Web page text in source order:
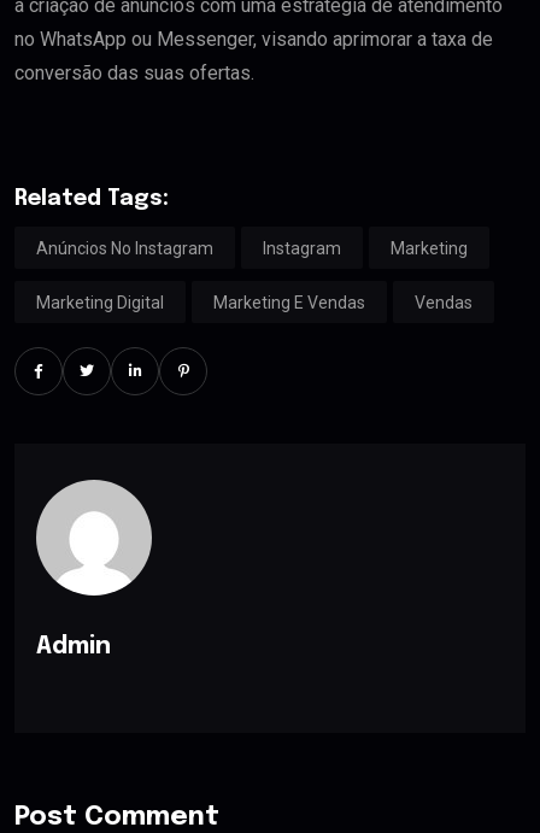
a criação de anúncios com uma estratégia de atendimento
no WhatsApp ou Messenger, visando aprimorar a taxa de
conversão das suas ofertas.
Related Tags:
Anúncios No Instagram Instagram Marketing
Marketing Digital Marketing E Vendas Vendas
Admin
Post Comment